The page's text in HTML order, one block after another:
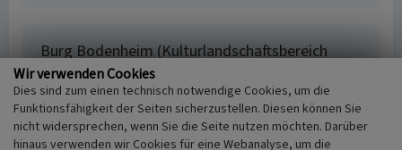
Burg Bodenheim (Kulturlandschaftsbereich
Regionalplan Köln 197)
Schlagwörter
Kulturlandschaftsbereich Wasserburg
Mühlengraben Burggarten
Wir verwenden Cookies
Dies sind zum einen technisch notwendige Cookies, um die
Funktionsfähigkeit der Seiten sicherzustellen. Diesen können Sie
nicht widersprechen, wenn Sie die Seite nutzen möchten. Darüber
hinaus verwenden wir Cookies für eine Webanalyse, um die